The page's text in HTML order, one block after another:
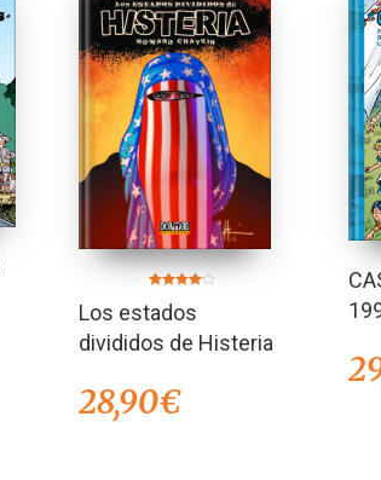
en
4.00
Los estados
divididos de Histeria
28,90€